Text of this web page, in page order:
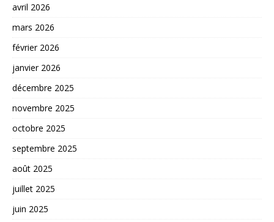
avril 2026
mars 2026
février 2026
janvier 2026
décembre 2025
novembre 2025
octobre 2025
septembre 2025
août 2025
juillet 2025
juin 2025